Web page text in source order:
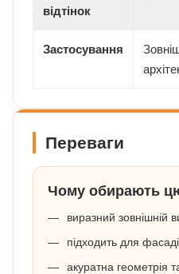
відтінок
Застосування
Переваги
Чому обирають
виразний зовнішній
підходить для
акуратна геометрія